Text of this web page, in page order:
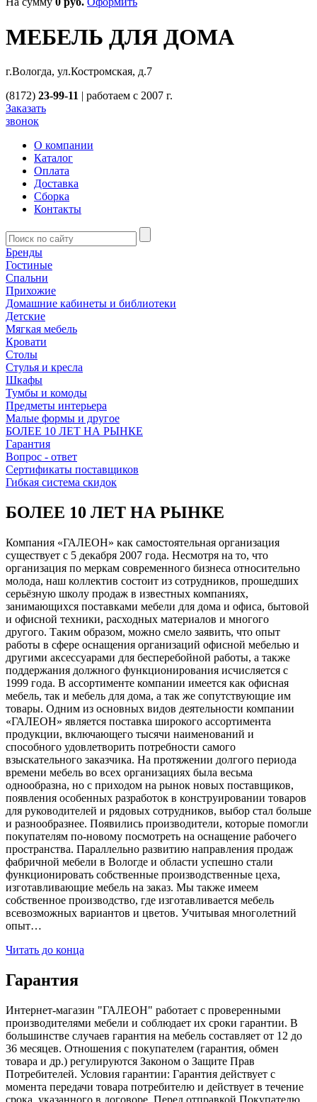
МЕБЕЛЬ ДЛЯ ДОМА
г.Вологда, ул.Костромская, д.7
(8172) 23-99-11 | работаем с 2007 г.
Заказать
звонок
О компании
Каталог
Оплата
Доставка
Сборка
Контакты
Бренды
Гостиные
Спальни
Прихожие
Домашние кабинеты и библиотеки
Детские
Мягкая мебель
Кровати
Столы
Стулья и кресла
Шкафы
Тумбы и комоды
Предметы интерьера
Малые формы и другое
БОЛЕЕ 10 ЛЕТ НА РЫНКЕ
Гарантия
Вопрос - ответ
Сертификаты поставщиков
Гибкая система скидок
БОЛЕЕ 10 ЛЕТ НА РЫНКЕ
Компания «ГАЛЕОН» как самостоятельная организация
существует с 5 декабря 2007 года. Несмотря на то, что
организация по меркам современного бизнеса относительно
молода, наш коллектив состоит из сотрудников, прошедших
серьёзную школу продаж в известных компаниях,
занимающихся поставками мебели для дома и офиса, бытовой
и офисной техники, расходных материалов и многого
другого. Таким образом, можно смело заявить, что опыт
работы в сфере оснащения организаций офисной мебелью и
другими аксессуарами для бесперебойной работы, а также
поддержания должного функционирования исчисляется с
1999 года. В ассортименте компании имеется как офисная
мебель, так и мебель для дома, а так же сопутствующие им
товары. Одним из основных видов деятельности компании
«ГАЛЕОН» является поставка широкого ассортимента
продукции, включающего тысячи наименований и
способного удовлетворить потребности самого
взыскательного заказчика. На протяжении долгого периода
времени мебель во всех организациях была весьма
однообразна, но с приходом на рынок новых поставщиков,
появления особенных разработок в конструировании товаров
для руководителей и рядовых сотрудников, выбор стал больше
и разнообразнее. Появились производители, которые помогли
покупателям по-новому посмотреть на оснащение рабочего
пространства. Параллельно развитию направления продаж
фабричной мебели в Вологде и области успешно стали
функционировать собственные производственные цеха,
изготавливающие мебель на заказ. Мы также имеем
собственное производство, где изготавливается мебель
всевозможных вариантов и цветов. Учитывая многолетний
опыт…
Читать до конца
Гарантия
Интернет-магазин "ГАЛЕОН" работает с проверенными
производителями мебели и соблюдает их сроки гарантии. В
большинстве случаев гарантия на мебель составляет от 12 до
36 месяцев. Отношения с покупателем (гарантия, обмен
товара и др.) регулируются Законом о Защите Прав
Потребителей. Условия гарантии: Гарантия действует с
момента передачи товара потребителю и действует в течение
срока, указанного в договоре. Перед отправкой Покупателю,